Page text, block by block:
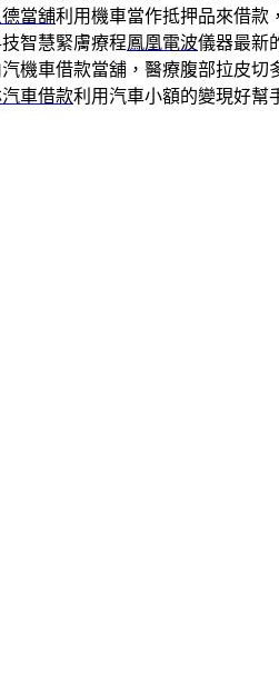
德當舖利用機車當作抵押品來借款
智慧緊膚療程鳳凰電波儀器最新
機車借款當舖，醫療腹部拉皮切
車借款利用汽車小額的變現好幫